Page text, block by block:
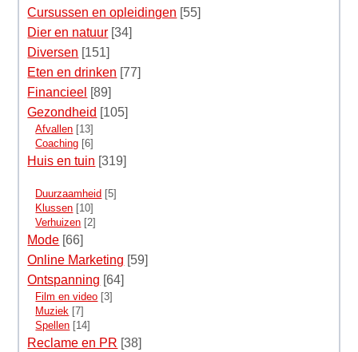
Cursussen en opleidingen [55]
Dier en natuur [34]
Diversen [151]
Eten en drinken [77]
Financieel [89]
Gezondheid [105]
Afvallen [13]
Coaching [6]
Huis en tuin [319]
Duurzaamheid [5]
Klussen [10]
Verhuizen [2]
Mode [66]
Online Marketing [59]
Ontspanning [64]
Film en video [3]
Muziek [7]
Spellen [14]
Reclame en PR [38]